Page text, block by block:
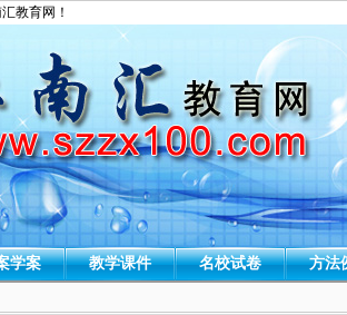
教育网！
学案 教学课件 名校试卷 方法